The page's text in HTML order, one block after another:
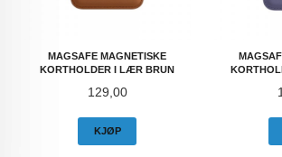
MAGSAFE MAGNETISKE
KORTHOLDER I LÆR BRUN
Pris
129,00
KJØP